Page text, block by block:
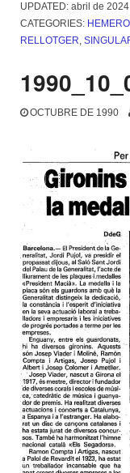
UPDATED: abril de 2024
CATEGORIES:
RELLOTGER,
OCTUBRE DE 1990